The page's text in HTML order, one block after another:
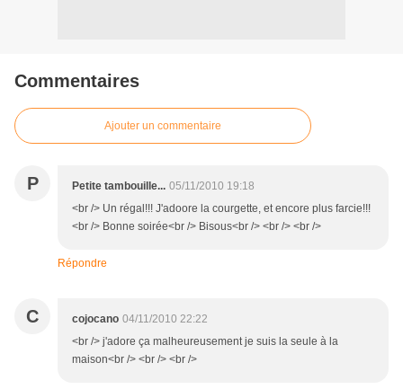
Commentaires
Ajouter un commentaire
P Petite tambouille... 05/11/2010 19:18
<br /> Un régal!!! J'adoore la courgette, et encore plus farcie!!!
<br /> Bonne soirée<br /> Bisous<br /> <br /> <br />
Répondre
C cojocano 04/11/2010 22:22
<br /> j'adore ça malheureusement je suis la seule à la
maison<br /> <br /> <br />